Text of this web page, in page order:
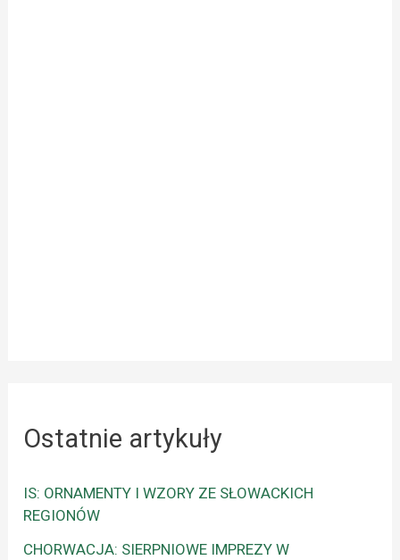
Ostatnie artykuły
IS: ORNAMENTY I WZORY ZE SŁOWACKICH
REGIONÓW
CHORWACJA: SIERPNIOWE IMPREZY W